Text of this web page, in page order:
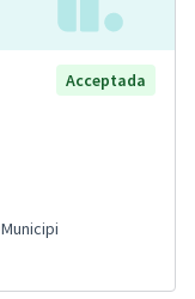
Acceptada
Municipi